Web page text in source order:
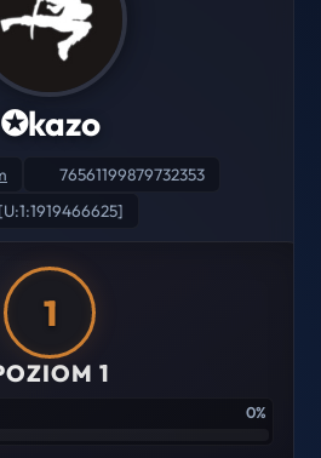
✪kazo
76561199879732353
[U:1:1919466625]
1
1
0%